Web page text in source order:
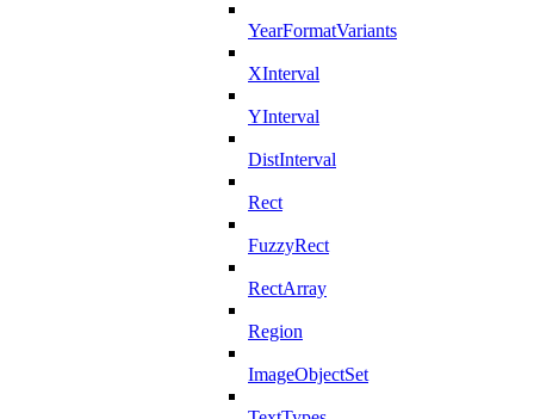
YearFormatVariants
XInterval
YInterval
DistInterval
Rect
FuzzyRect
RectArray
Region
ImageObjectSet